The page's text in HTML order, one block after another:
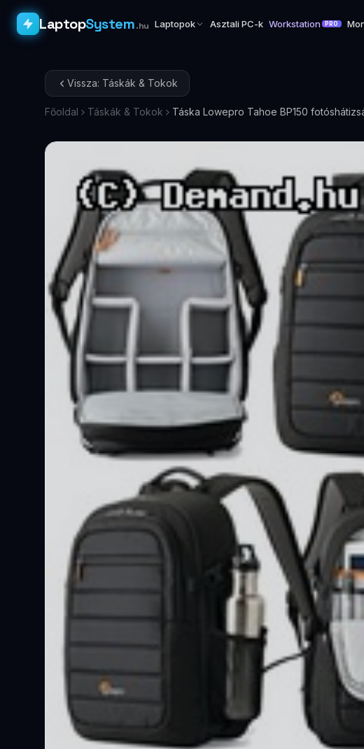
LaptopSystem.hu Laptopok Asztali PC-k Workstation PRO
Vissza: Táskák & Tokok
Főoldal Táskák & Tokok Táska Lowepro Tahoe BP150